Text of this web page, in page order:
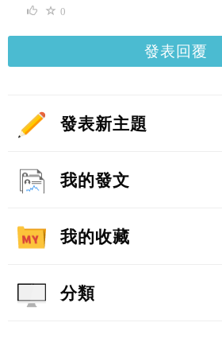
0
發表回覆
發表新主題
我的發文
我的收藏
分類